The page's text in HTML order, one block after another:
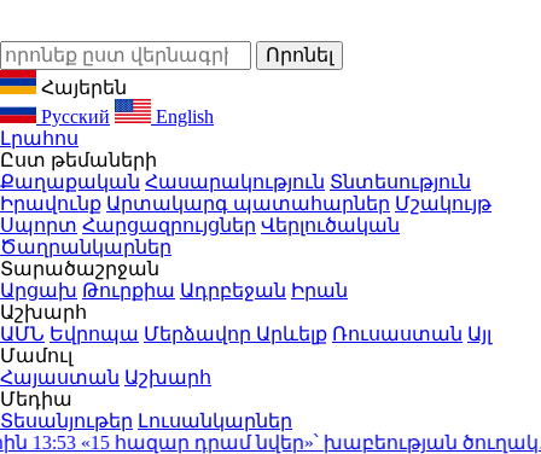
Հայերեն
Русский
English
Լրահոս
Ըստ թեմաների
Քաղաքական Հասարակություն Տնտեսություն
Իրավունք Արտակարգ պատահարներ Մշակույթ
Սպորտ Հարցազրույցներ Վերլուծական
Ծաղրանկարներ
Տարածաշրջան
Արցախ Թուրքիա Ադրբեջան Իրան
Աշխարհ
ԱՄՆ Եվրոպա Մերձավոր Արևելք Ռուսաստան Այլ
Մամուլ
Հայաստան Աշխարհ
Մեդիա
Տեսանյութեր Լուսանկարներ
«15 հազար դրամ նվեր»՝ խաբեության ծուղակ․